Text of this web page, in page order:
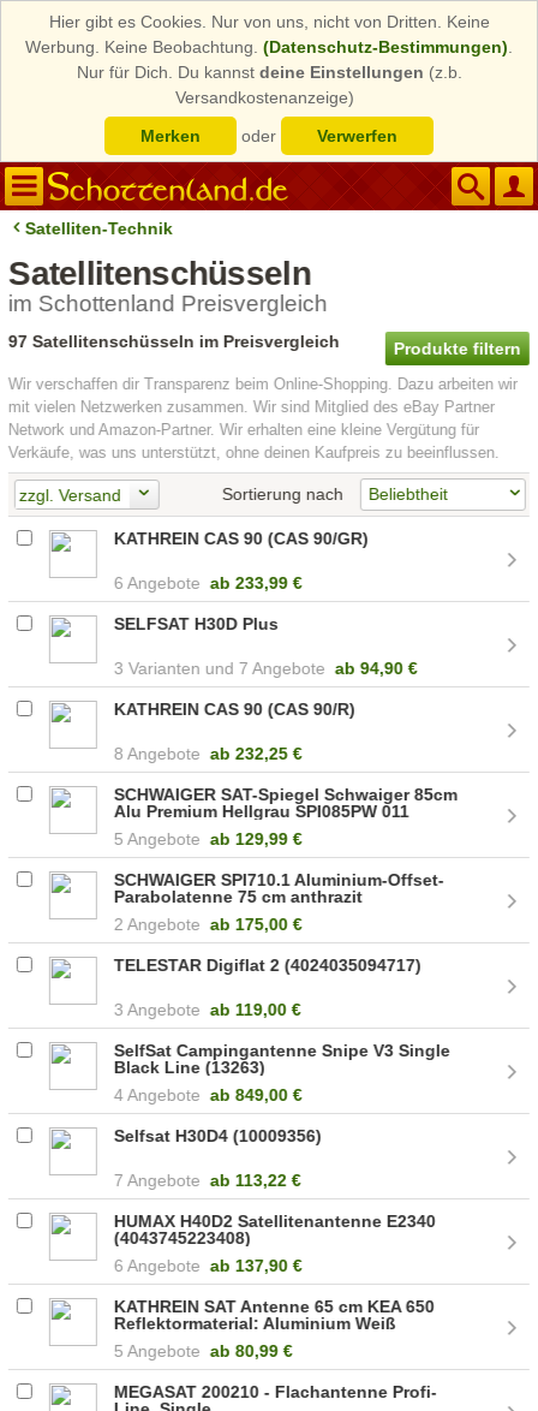
Hier gibt es Cookies. Nur von uns, nicht von Dritten. Keine
Werbung. Keine Beobachtung. (Datenschutz-Bestimmungen)
Nur für Dich. Du kannst deine Einstellungen (z.b.
Versandkostenanzeige)
Merken
oder Verwerfen
Satelliten-Technik
Satellitenschüsseln
im Schottenland Preisvergleich
Produkte filtern
97 Satellitenschüsseln im Preisvergleich
Wir verschaffen dir Transparenz beim Online-Shopping. Dazu arbeiten wir
mit vielen Netzwerken zusammen. Wir sind Mitglied des eBay Partner
Network und Amazon-Partner. Wir erhalten eine kleine Vergütung für
Verkäufe, was uns unterstützt, ohne deinen Kaufpreis zu beeinflussen.
zzgl. Versand Sortierung nach
KATHREIN CAS 90 (CAS 90/GR)
6 Angebote ab 233,99 €
SELFSAT H30D Plus
3 7 Angebote ab 94,90 €
KATHREIN CAS 90 (CAS 90/R)
8 Angebote ab 232,25 €
SCHWAIGER SAT-Spiegel Schwaiger 85cm
Alu Premium Hellgrau SPI085PW 011
5 Angebote ab 129,99 €
SCHWAIGER SPI710.1 Aluminium-Offset-
Parabolatenne 75 cm anthrazit
2 Angebote ab 175,00 €
TELESTAR Digiflat 2 (4024035094717)
3 Angebote ab 119,00 €
SelfSat Campingantenne Snipe V3 Single
Black Line (13263)
4 Angebote ab 849,00 €
Selfsat H30D4 (10009356)
7 Angebote ab 113,22 €
HUMAX H40D2 Satellitenantenne E2340
(4043745223408)
6 Angebote ab 137,90 €
KATHREIN SAT Antenne 65 cm KEA 650
Reflektormaterial: Aluminium Weiß
5 Angebote ab 80,99 €
MEGASAT 200210 - Flachantenne Profi-